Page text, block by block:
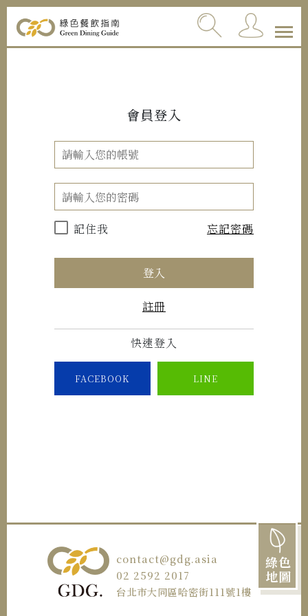
綠色
地圖
會員登入
記住我 忘記密碼
登入
註冊
快速登入
FACEBOOK LINE
contact@gdg.asia
02 2592 2017
台北市大同區哈密街111號1樓